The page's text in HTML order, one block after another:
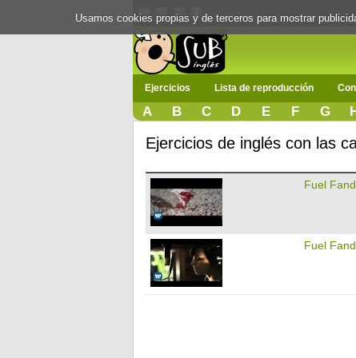
Ejercicios Lista de reproducción
A B C D E F G
Ejercicios de inglés con las
Fuel
Fuel
Usamos cookies propias y de terceros para mostrar